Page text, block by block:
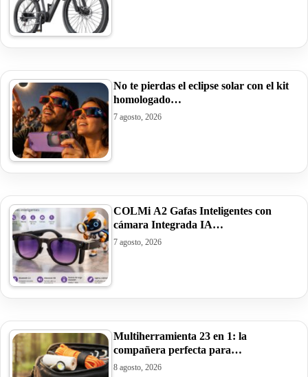
No te pierdas el eclipse solar con el kit
homologado…
7 agosto, 2026
COLMi A2 Gafas Inteligentes con
cámara Integrada IA…
7 agosto, 2026
Multiherramienta 23 en 1: la
compañera perfecta para…
8 agosto, 2026